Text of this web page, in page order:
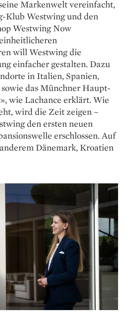
Markenwelt vereinfacht,
Klub Westwing und den
Westwing Now
will Westwing die
einfacher gestalten. Dazu
in Italien, Spanien,
das Münchner Haupt­
wie Lachance erklärt. Wie
wird die Zeit zeigen –
den ersten neuen
erschlossen. Auf
Dänemark, Kroatien